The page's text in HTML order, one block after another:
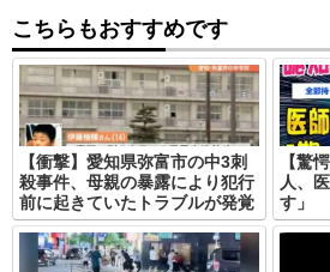
こちらもおすすめです
【衝撃】愛知県弥富市の中3刺
殺事件、母親の暴露により犯行
前に起きていたトラブルが発覚
【驚
人、
す」